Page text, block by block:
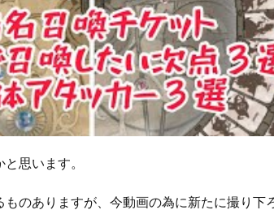
思います。
のありますが、今動画の為に新たに撮り下